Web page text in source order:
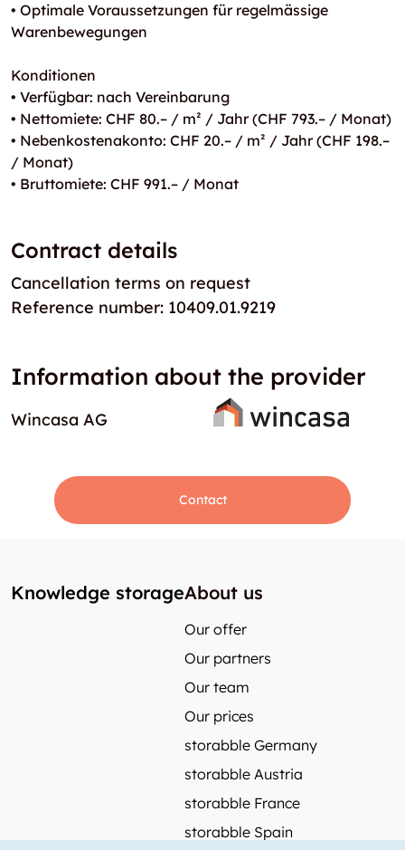
• Optimale Voraussetzungen für regelmässige
Warenbewegungen
Konditionen
• Verfügbar: nach Vereinbarung
• Nettomiete: CHF 80.– / m² / Jahr (CHF 793.– / Monat)
• Nebenkostenakonto: CHF 20.– / m² / Jahr (CHF 198.–
/ Monat)
• Bruttomiete: CHF 991.– / Monat
Contract details
Cancellation terms on request
Reference number: 10409.01.9219
Information about the provider
Wincasa AG
Contact
Knowledge storageAbout us
Our offer
Our partners
Our team
Our prices
storabble Germany
storabble Austria
storabble France
storabble Spain